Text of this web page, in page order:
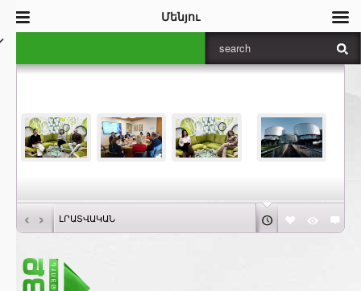
‹ › ԼՐԱՏՎԱԿԱՆ
Մենյու